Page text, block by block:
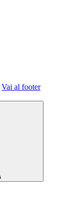
Vai al footer